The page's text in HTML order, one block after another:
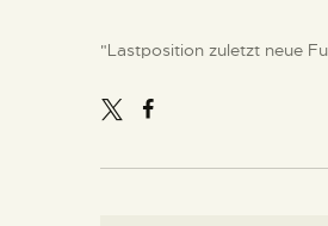
DEUTSCH
DAS MUSEUM
"Lastposition zuletzt neue